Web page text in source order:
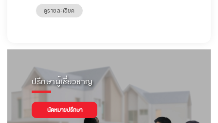
ดูรายละเอียด
ปรึกษาผู้เชี่ยวชาญ
นัดหมายปรึกษา